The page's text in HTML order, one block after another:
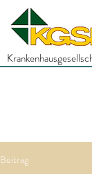
Beitrag